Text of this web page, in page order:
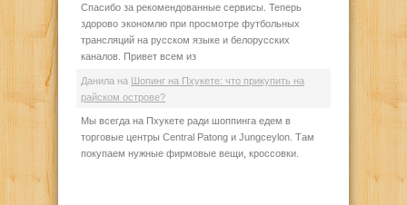
Спасибо за рекомендованные сервисы. Теперь
здорово экономлю при просмотре футбольных
трансляций на русском языке и белорусских
каналов. Привет всем из
Данила на Шопинг на Пхукете: что прикупить на
райском острове?
Мы всегда на Пхукете ради шоппинга едем в
торговые центры Central Patong и Jungceylon. Там
покупаем нужные фирмовые вещи, кроссовки.